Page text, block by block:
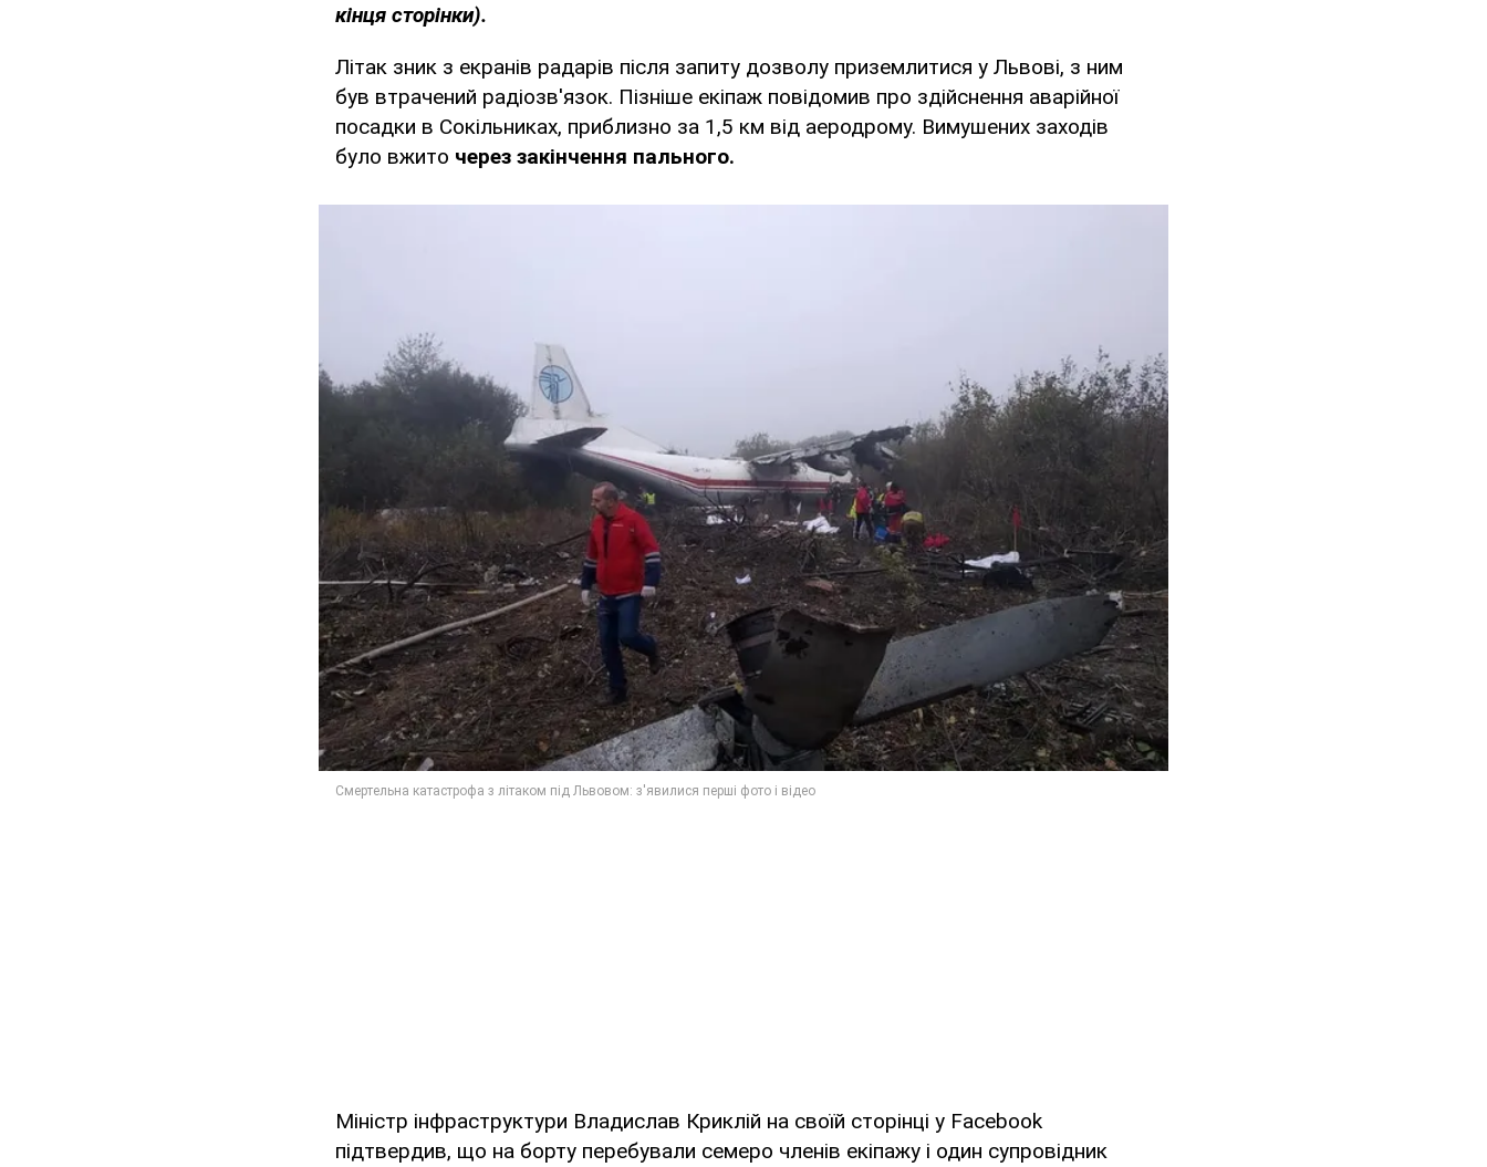
кінця сторінки).
Літак зник з екранів радарів після запиту дозволу приземлитися у Львові, з ним
був втрачений радіозв'язок. Пізніше екіпаж повідомив про здійснення аварійної
посадки в Сокільниках, приблизно за 1,5 км від аеродрому. Вимушених заходів
було вжито через закінчення пального.
Міністр інфраструктури Владислав Криклій на своїй сторінці у Facebook
підтвердив, що на борту перебували семеро членів екіпажу і один супровідник